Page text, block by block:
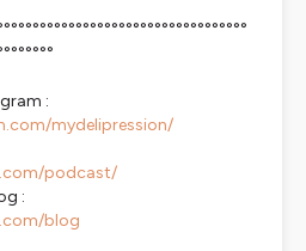
:
mydelipression/
podcast/
:
blog